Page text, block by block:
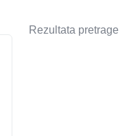
Rezultata pretrage